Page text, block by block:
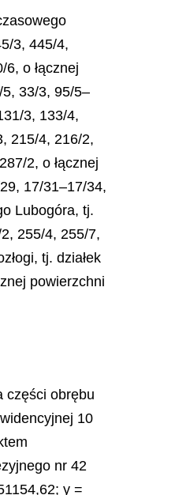
3, 445/4,
o łącznej
33/3, 95/5–
3, 133/4,
215/4, 216/2,
2, o łącznej
17/31–17/34,
Lubogóra, tj.
255/4, 255/7,
tj. działek
powierzchni
części obrębu
10
nr 42
y =